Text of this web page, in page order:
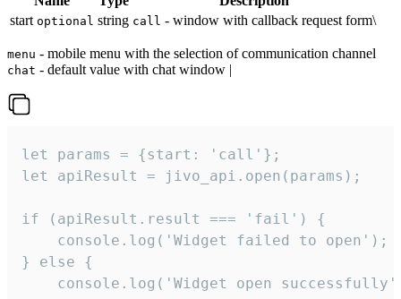
start optional string call - window with callback request form\
menu - mobile menu with the selection of communication channel
chat - default value with chat window |
let params = {start: 'call'};
let apiResult = jivo_api.open(params);
if (apiResult.result === 'fail') {
    console.log('Widget failed to open');
} else {
console.log('Widget open